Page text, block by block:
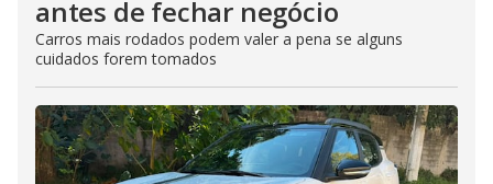
antes de fechar negócio
Carros mais rodados podem valer a pena se alguns
cuidados forem tomados